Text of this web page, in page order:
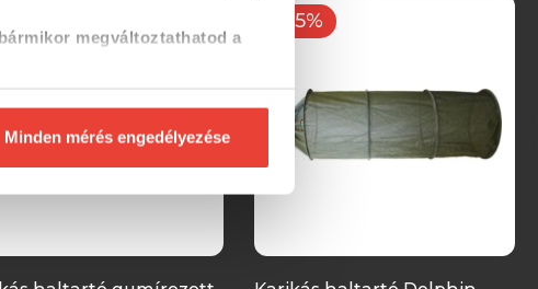
megváltoztathatod a
Minden mérés engedélyezése
-15%